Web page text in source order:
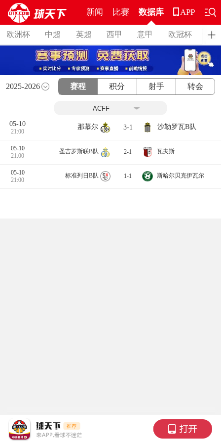
新闻 比赛 数据库
欧洲杯 中超 英超 西甲 意甲 欧冠杯 德
APP
2025-2026 赛程 积分 射手 转会
05-10
21:00
那慕尔 3-1 沙勒罗瓦B队
05-10
21:00
圣吉罗斯联B队 2-1 瓦夫斯
05-10
21:00
标准列日B队 1-1 斯哈尔贝克伊瓦尔